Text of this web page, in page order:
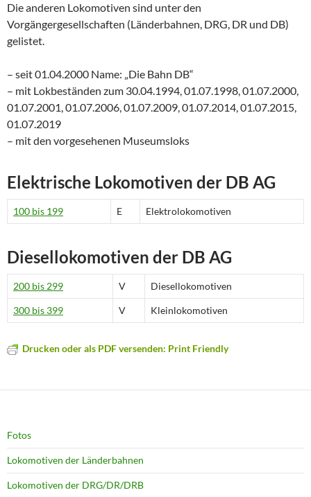
Die anderen Lokomotiven sind unter den
Vorgängergesellschaften (Länderbahnen, DRG, DR und DB)
gelistet.
– seit 01.04.2000 Name: „Die Bahn DB“
– mit Lokbeständen zum 30.04.1994, 01.07.1998, 01.07.2000,
01.07.2001, 01.07.2006, 01.07.2009, 01.07.2014, 01.07.2015,
01.07.2019
– mit den vorgesehenen Museumsloks
Elektrische Lokomotiven der DB AG
100 bis 199 E Elektrolokomotiven
Diesellokomotiven der DB AG
200 bis 299 V Diesellokomotiven
300 bis 399 V Kleinlokomotiven
Drucken oder als PDF versenden: Print Friendly
Fotos
Lokomotiven der Länderbahnen
Lokomotiven der DRG/DR/DRB